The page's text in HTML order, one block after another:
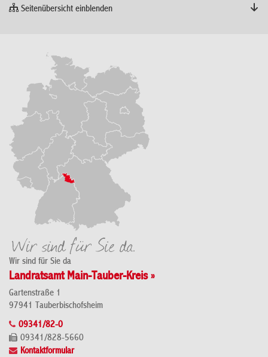
Seitenübersicht einblenden
Wir sind für Sie da
Landratsamt Main-Tauber-Kreis »
Gartenstraße 1
97941 Tauberbischofsheim
09341/82-0
09341/828-5660
Kontaktformular